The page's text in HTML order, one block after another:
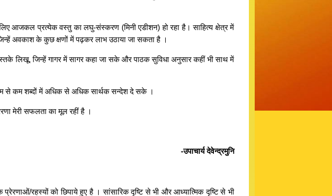
आजकल प्रत्येक वस्तु का लघु-संस्करण (मिनी एडीशन) हो रहा है। साहित्य क्षेत्र में
अवकाश के कुछ क्षणों में पढ़कर लाभ उठाया जा सकता है ।
लिखू, जिन्हें गागर में सागर कहा जा सके और पाठक सुविधा अनुसार कहीं भी साथ में
से कम शब्दों में अधिक से अधिक सार्थक सन्देश दे सके ।
मेरी सफलता का मूल रहीं है ।
-उपाचार्य देवेन्द्रमुनि
रहस्यों को छिपाये हुए है । सांसारिक दृष्टि से भी और आध्यात्मिक दृष्टि से भी